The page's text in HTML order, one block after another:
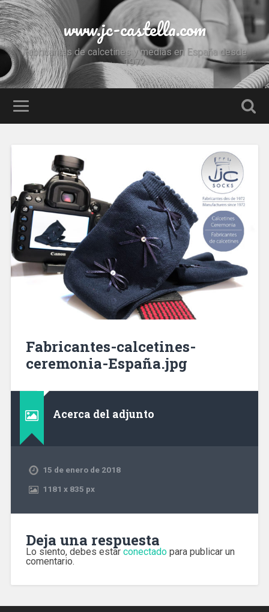
www.jc-castella.com
Fabricantes de calcetines y medias en España desde
1972
Fabricantes-calcetines-
ceremonia-España.jpg
Acerca del adjunto
15 de enero de 2018
1181 x835 px
Deja una respuesta
Lo siento, debes estar conectadopara publicar un
comentario.